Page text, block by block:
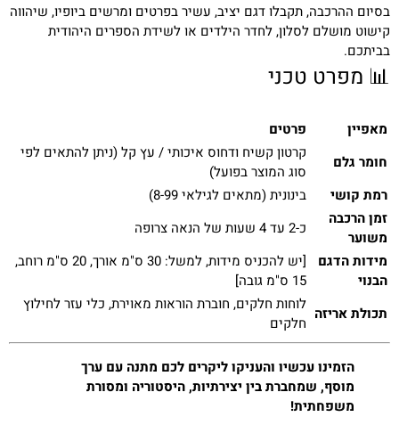
בסיום ההרכבה, תקבלו דגם יציב, עשיר בפרטים ומרשים ביופיו, שיהווה
קישוט מושלם לסלון, לחדר הילדים או לשידת הספרים היהודית
בביתכם.
📊 מפרט טכני
מאפיין
פרטים
חומר גלם
קרטון קשיח ודחוס איכותי / עץ קל (ניתן להתאים לפי
סוג המוצר בפועל)
רמת קושי
בינונית (מתאים לגילאי 8-99)
זמן הרכבה
משוער
כ-2 עד 4 שעות של הנאה צרופה
מידות הדגם
הבנוי
[יש להכניס מידות, למשל: 30 ס"מ אורך, 20 ס"מ רוחב,
15 ס"מ גובה]
תכולת אריזה לוחות חלקים, חוברת הוראות מאוירת, כלי עזר לחילוץ
חלקים
הזמינו עכשיו והעניקו ליקרים לכם מתנה עם ערך
מוסף, שמחברת בין יצירתיות, היסטוריה ומסורת
משפחתית!